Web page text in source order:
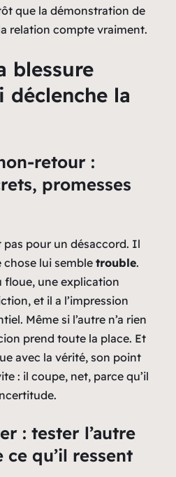
que la démonstration de
relation compte vraiment.
blessure
la
retour :
promesses
pour un désaccord. Il
lui semble trouble.
floue, une explication
et il a l’impression
Même si l’autre n’a rien
prend toute la place. Et
avec la vérité, son point
: il coupe, net, parce qu’il
: tester l’autre
qu’il ressent